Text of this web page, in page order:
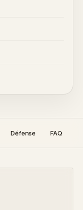
Défense FAQ